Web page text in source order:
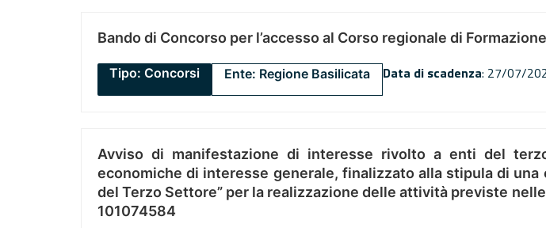
Bando di Concorso per l’accesso al Corso regionale di
Tipo: Concorsi Ente: Regione Basilicata Data di scadenza: 27/07/
Avviso di manifestazione di interesse rivolto a enti del
economiche di interesse generale, finalizzato alla stipula di una
del Terzo Settore” per la realizzazione delle attività previste
101074584